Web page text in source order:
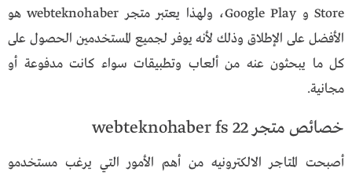
Store و Google Play، ولهذا يعتبر متجر webteknohaber هو
الأفضل على الإطلاق وذلك لأنه يوفر لجميع المستخدمين الحصول على
كل ما يبحثون عنه من ألعاب وتطبيقات سواء كانت مدفوعة أو
مجانية.
خصائص متجر webteknohaber fs 22
أصبحت المتاجر الالكترونيه من أهم الأمور التي يرغب مستخدمو